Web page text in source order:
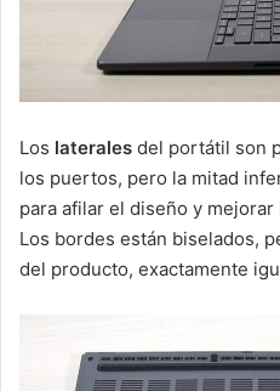
Los laterales del portátil son
los puertos, pero la mitad
para afilar el diseño y
Los bordes están biselados,
del producto, exactamente